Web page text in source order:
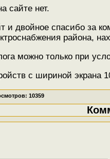
сайте нет.
и двойное спасибо за
района,
можно только при
с шириной экрана
10359